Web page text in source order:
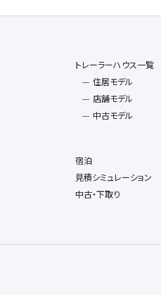
トレーラーハウス一覧
住居モデル
店舗モデル
中古モデル
宿泊
見積シミュレーション
中古・下取り